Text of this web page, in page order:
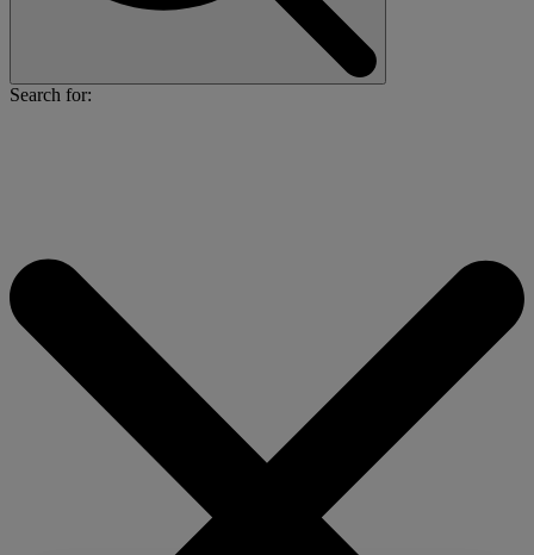
Search for: